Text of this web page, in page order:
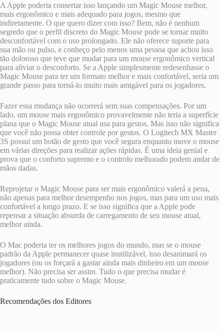
A Apple poderia consertar isso lançando um Magic Mouse melhor,
mais ergonômico e mais adequado para jogos, mesmo que
indiretamente. O que quero dizer com isso? Bem, não é nenhum
segredo que o perfil discreto do Magic Mouse pode se tornar muito
desconfortável com o uso prolongado. Ele não oferece suporte para
sua mão ou pulso, e conheço pelo menos uma pessoa que achou isso
tão doloroso que teve que mudar para um mouse ergonômico vertical
para aliviar o desconforto. Se a Apple simplesmente redesenhasse o
Magic Mouse para ter um formato melhor e mais confortável, seria um
grande passo para torná-lo muito mais amigável para os jogadores.
Fazer essa mudança não ocorrerá sem suas compensações. Por um
lado, um mouse mais ergonômico provavelmente não teria a superfície
plana que o Magic Mouse atual usa para gestos. Mas isso não significa
que você não possa obter controle por gestos. O Logitech MX Master
3S possui um botão de gesto que você segura enquanto move o mouse
em várias direções para realizar ações rápidas. É uma ideia genial e
prova que o conforto supremo e o controlo melhorado podem andar de
mãos dadas.
Reprojetar o Magic Mouse para ser mais ergonômico valerá a pena,
não apenas para melhor desempenho nos jogos, mas para um uso mais
confortável a longo prazo. E se isso significa que a Apple pode
repensar a situação absurda de carregamento de seu mouse atual,
melhor ainda.
O Mac poderia ter os melhores jogos do mundo, mas se o mouse
padrão da Apple permanecer quase inutilizável, isso desanimará os
jogadores (ou os forçará a gastar ainda mais dinheiro em um mouse
melhor). Não precisa ser assim. Tudo o que precisa mudar é
praticamente tudo sobre o Magic Mouse.
Recomendações dos Editores